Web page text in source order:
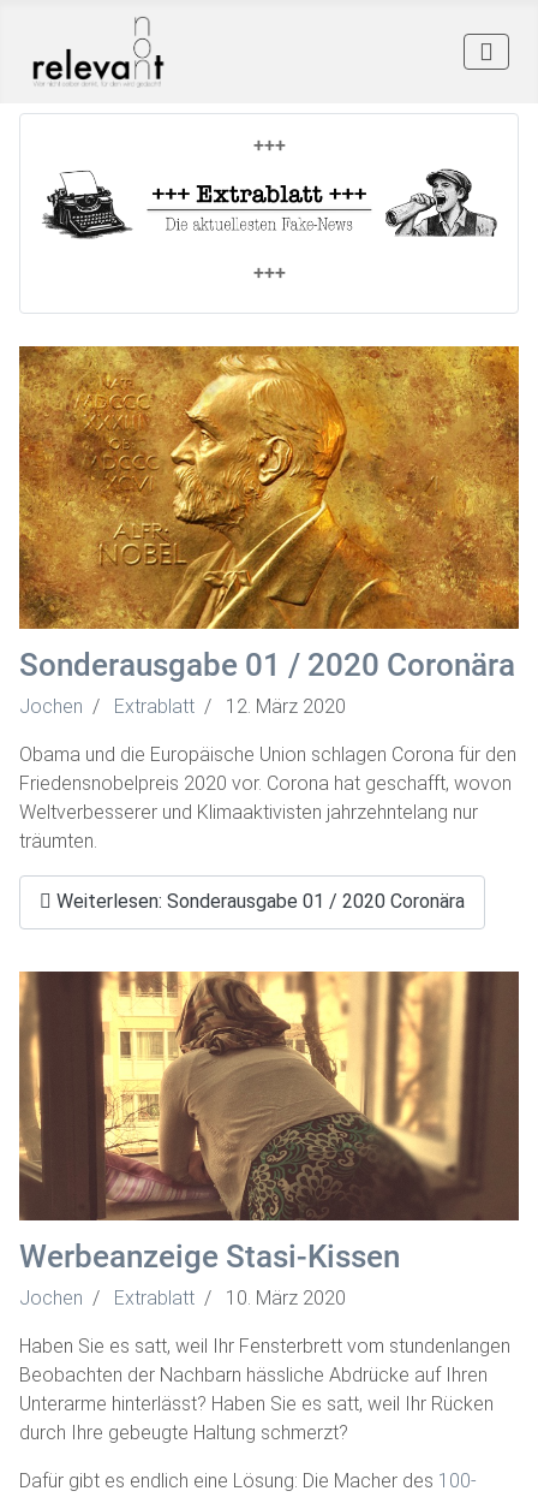
+++
+++
Sonderausgabe 01 / 2020 Coronära
Jochen Extrablatt 12. März 2020
Obama und die Europäische Union schlagen Corona für den
Friedensnobelpreis 2020 vor. Corona hat geschafft, wovon
Weltverbesserer und Klimaaktivisten jahrzehntelang nur
träumten.
Weiterlesen: Sonderausgabe 01 / 2020 Coronära
Werbeanzeige Stasi-Kissen
Jochen Extrablatt 10. März 2020
Haben Sie es satt, weil Ihr Fensterbrett vom stundenlangen
Beobachten der Nachbarn hässliche Abdrücke auf Ihren
Unterarme hinterlässt? Haben Sie es satt, weil Ihr Rücken
durch Ihre gebeugte Haltung schmerzt?
Dafür gibt es endlich eine Lösung: Die Macher des 100-